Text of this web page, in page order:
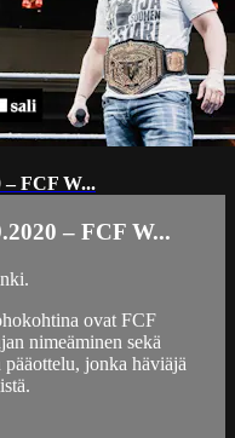
– FCF W...
– FCF W...
ovat FCF
nimeäminen sekä
jonka häviäjä